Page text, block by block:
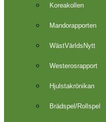
Koreakollen
Mandorapporten
WästVärldsNytt
Westerosrapport
Hjulstakrönikan
Brädspel/Rollspel